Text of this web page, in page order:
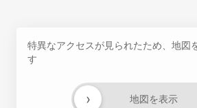
特異なアクセスが見られたため、地図
す
地図を表示
›